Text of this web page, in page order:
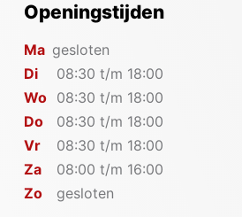
Openingstijden
Ma gesloten
Di
08:30 t/m 18:00
Wo 08:30 t/m 18:00
Do
08:30 t/m 18:00
Vr
08:30 t/m 18:00
Za
08:00 t/m 16:00
Zo
gesloten